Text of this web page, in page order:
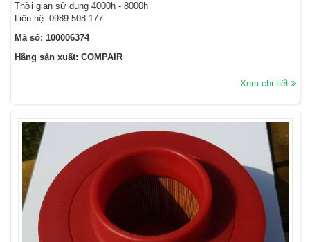
Thời gian sử dụng 4000h - 8000h
Liên hệ: 0989 508 177
Mã số: 100006374
Hãng sản xuất: COMPAIR
Xem chi tiết